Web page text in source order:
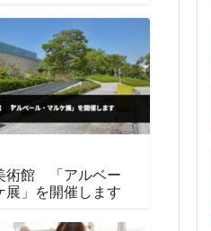
術館 「アルベー
展」を開催します